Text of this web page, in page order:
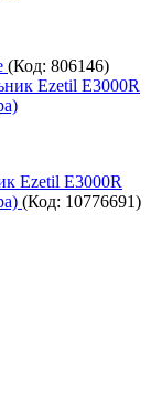
(Код: 806146)
Ezetil E3000R
(Код: 10776691)